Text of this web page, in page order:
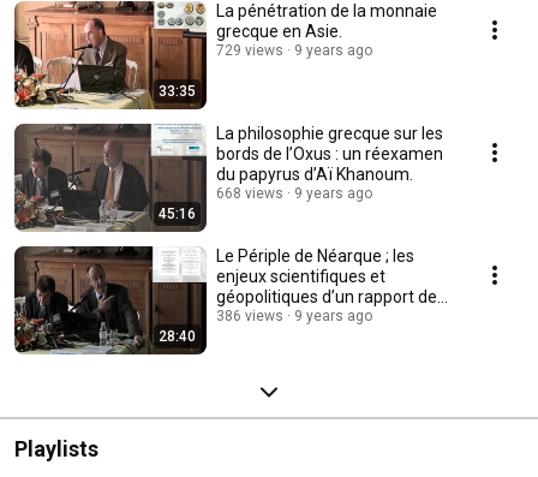
33:35
La pénétration de la monnaie
grecque en Asie.
729 views 9 years ago
45:16
La philosophie grecque sur les
bords de l’Oxus : un réexamen
du papyrus d’Aï Khanoum.
668 views 9 years ago
28:40
Le Périple de Néarque ; les
enjeux scientifiques et
géopolitiques d’un rapport de
mission.
386 views 9 years ago
Playlists